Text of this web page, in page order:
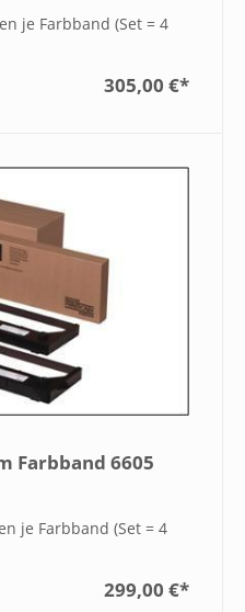
je Farbband (Set = 4
305,00 €*
Farbband 6605
je Farbband (Set = 4
299,00 €*